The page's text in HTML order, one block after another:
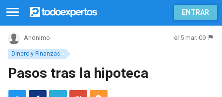
ENTRAR
Dinero y Finanzas
Anónimo el 5 mar. 09
Pasos tras la hipoteca